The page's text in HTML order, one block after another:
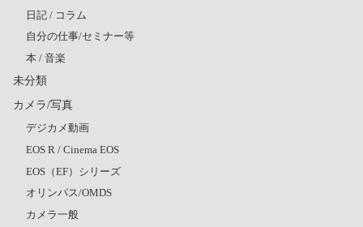
日記 / コラム
自分の仕事/セミナー等
本 / 音楽
未分類
カメラ/写真
デジカメ動画
EOS R / Cinema EOS
EOS（EF）シリーズ
オリンパス/OMDS
カメラ一般